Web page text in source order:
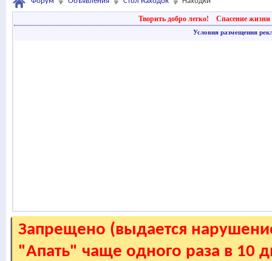
Творить добро легко! Спасение жизни
Условия размещения
Запрещено (выдается
"Апать" чаще одного раза в 10